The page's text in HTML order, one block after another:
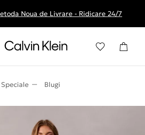
la comenzile de peste 250 RON
Noua de Livrare - Ridicare 24/7
Blugi